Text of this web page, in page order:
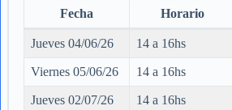
Fecha Horario
Jueves 04/06/26 14 a 16hs
Viernes 05/06/26 14 a 16hs
Jueves 02/07/26 14 a 16hs